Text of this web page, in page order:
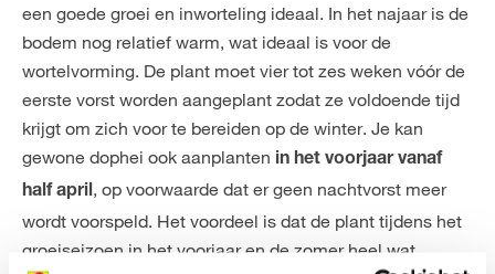
een goede groei en inworteling ideaal. In het najaar is de
bodem nog relatief warm, wat ideaal is voor de
wortelvorming. De plant moet vier tot zes weken vóór de
eerste vorst worden aangeplant zodat ze voldoende tijd
krijgt om zich voor te bereiden op de winter. Je kan
gewone dophei ook aanplanten in het voorjaar vanaf
half april, op voorwaarde dat er geen nachtvorst meer
wordt voorspeld. Het voordeel is dat de plant tijdens het
groeiseizoen in het voorjaar en de zomer heel wat